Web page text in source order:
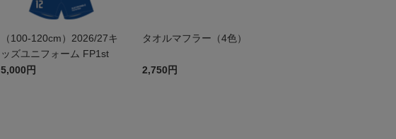
（100-120cm）2026/27キ
ッズユニフォーム FP1st
5,000円
タオルマフラー（4色）
2,750円